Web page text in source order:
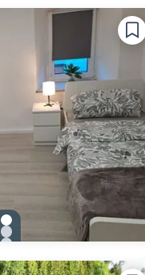
gallery.slide_selector
Zu Slide 1 wechseln
Zu Slide 2 wechseln
Zu Slide 4 wechseln